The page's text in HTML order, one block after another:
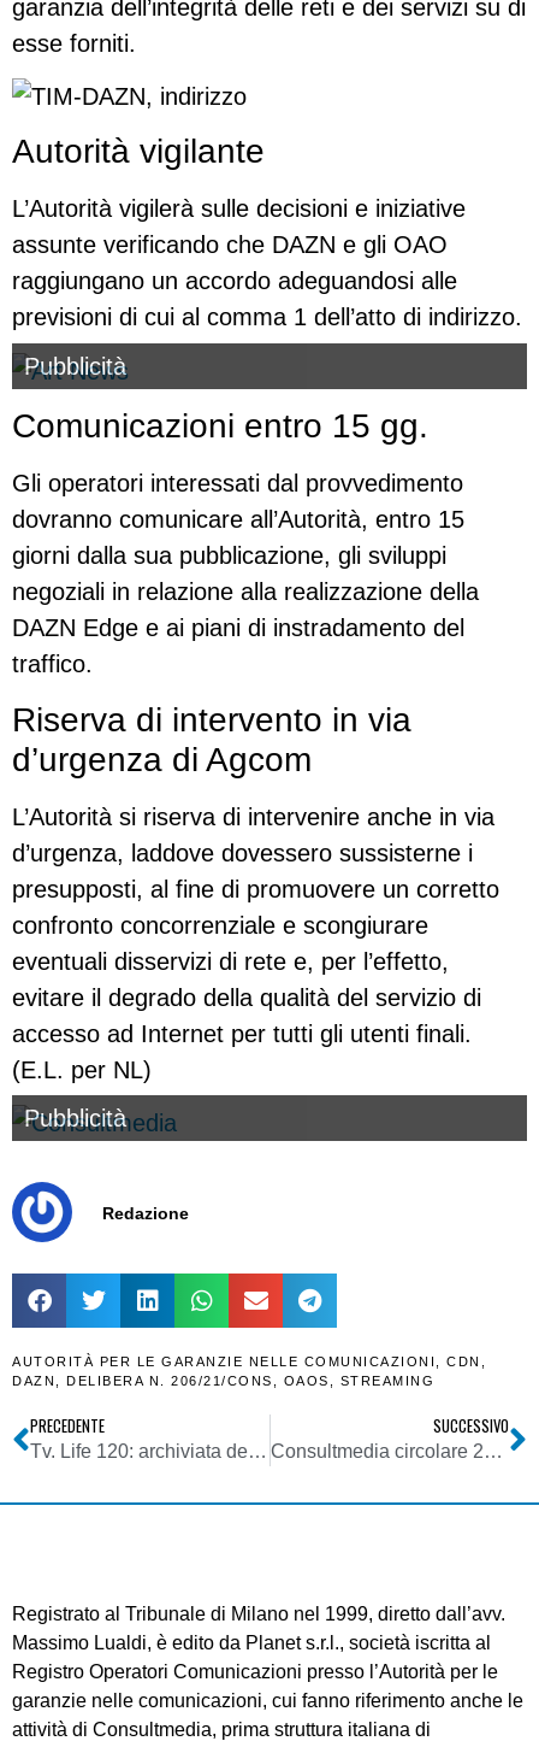
garanzia dell’integrità delle reti e dei servizi su di
esse forniti.
Autorità vigilante
L’Autorità vigilerà sulle decisioni e iniziative
assunte verificando che DAZN e gli OAO
raggiungano un accordo adeguandosi alle
previsioni di cui al comma 1 dell’atto di indirizzo.
Pubblicità
Comunicazioni entro 15 gg.
Gli operatori interessati dal provvedimento
dovranno comunicare all’Autorità, entro 15
giorni dalla sua pubblicazione, gli sviluppi
negoziali in relazione alla realizzazione della
DAZN Edge e ai piani di instradamento del
traffico.
Riserva di intervento in via
d’urgenza di Agcom
L’Autorità si riserva di intervenire anche in via
d’urgenza, laddove dovessero sussisterne i
presupposti, al fine di promuovere un corretto
confronto concorrenziale e scongiurare
eventuali disservizi di rete e, per l’effetto,
evitare il degrado della qualità del servizio di
accesso ad Internet per tutti gli utenti finali.
(E.L. per NL)
Pubblicità
Redazione
AUTORITÀ PER LE GARANZIE NELLE COMUNICAZIONI CDN
DAZN
DELIBERA N. 206/21/CONS OAOS STREAMING
PRECEDENTE
Tv. Life 120: archiviata denuncia per truffa dell’Ordine dei Medici del Lazio. Panzironi: ora risarcimento danni esemplare che sia da monito
SUCCESSIVO
Consultmedia circolare 29072021 bandi FSMA (fornitori di servizi di media audiovisivi) locali scadenza domanda 21092021
Registrato al Tribunale di Milano nel 1999, diretto dall’avv.
Massimo Lualdi, è edito da Planet s.r.l., società iscritta al
Registro Operatori Comunicazioni presso l’Autorità per le
garanzie nelle comunicazioni, cui fanno riferimento anche le
attività di Consultmedia, prima struttura italiana di